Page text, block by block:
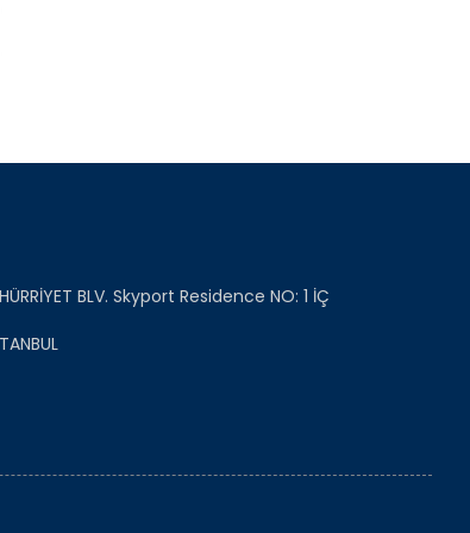
2018 Fiat 500L
2017
BLV. Skyport Residence NO: 1 İÇ